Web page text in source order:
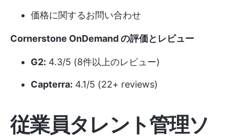
価格に関するお問い合わせ
Cornerstone OnDemand の評価とレビュー
G2: 4.3/5 (8件以上のレビュー)
Capterra: 4.1/5 (22+ reviews)
従業員タレント管理ソ